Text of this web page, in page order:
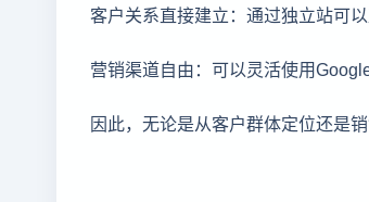
客户关系直接建立：通过独立站可
营销渠道自由：可以灵活使用
因此，无论是从客户群体定位还是